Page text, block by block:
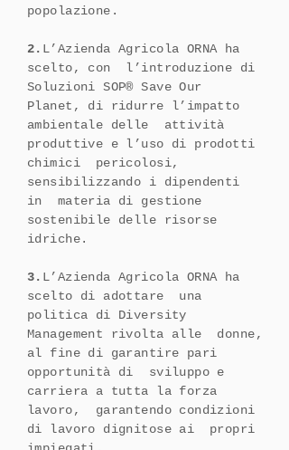
popolazione.
2. L’Azienda Agricola ORNA ha
scelto, con l’introduzione di
Soluzioni SOP® Save Our
Planet, di ridurre l’impatto
ambientale delle attività
produttive e l’uso di prodotti
chimici pericolosi,
sensibilizzando i dipendenti
in materia di gestione
sostenibile delle risorse
idriche.
3. L’Azienda Agricola ORNA ha
scelto di adottare una
politica di Diversity
Management rivolta alle donne,
al fine di garantire pari
opportunità di sviluppo e
carriera a tutta la forza
lavoro, garantendo condizioni
di lavoro dignitose ai propri